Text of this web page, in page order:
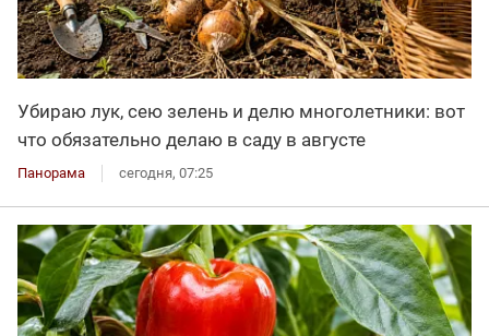
Убираю лук, сею зелень и делю многолетники: вот
что обязательно делаю в саду в августе
Панорама сегодня, 07:25